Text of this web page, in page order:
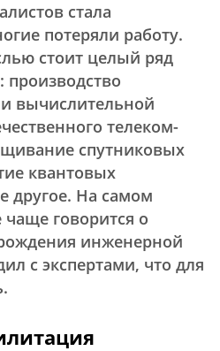
стала
потеряли работу.
стоит целый ряд
вычислительной
телеком-
спутниковых
квантовых
другое. На самом
говорится о
инженерной
с экспертами, что для